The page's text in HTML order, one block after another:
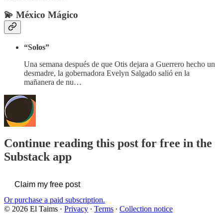
💫 México Mágico
“Solos”
Una semana después de que Otis dejara a Guerrero hecho un
desmadre, la gobernadora Evelyn Salgado salió en la
mañanera de nu…
Continue reading this post for free in the
Substack app
Claim my free post
Or purchase a paid subscription.
© 2026 El Taims · Privacy ∙ Terms ∙ Collection notice